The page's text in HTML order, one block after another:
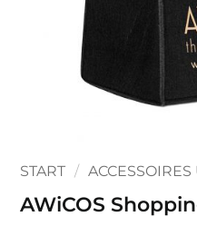
START /
AWiCOS